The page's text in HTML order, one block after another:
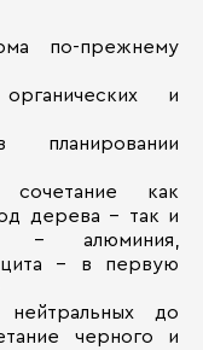
по-прежнему
и
планировании
как
дерева – так и
– алюминия,
– в первую
до
черного и